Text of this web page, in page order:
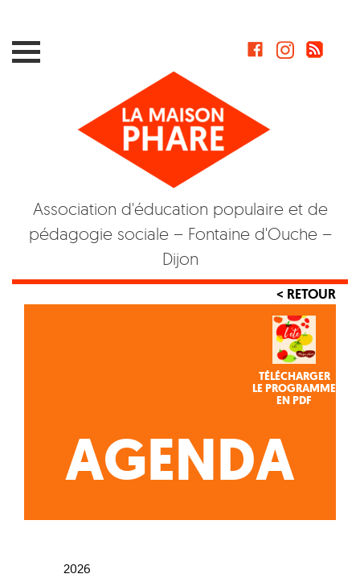
Association d'éducation populaire et de
pédagogie sociale – Fontaine d'Ouche –
Dijon
< RETOUR
TÉLÉCHARGER
LE PROGRAMME
EN PDF
AGENDA
2026